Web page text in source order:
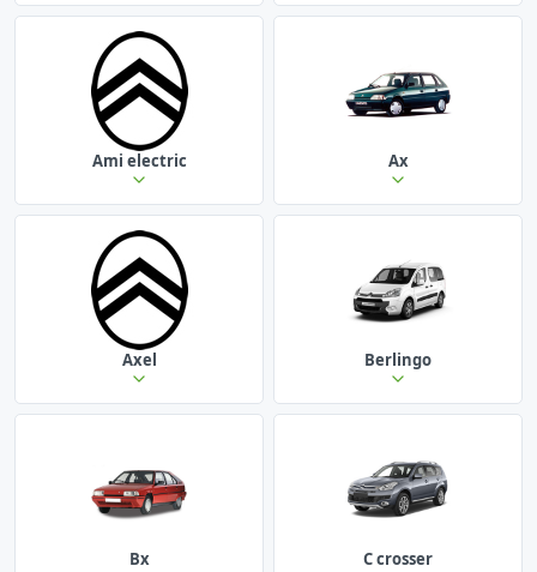
Ami electric Ax
Axel Berlingo
Bx C crosser